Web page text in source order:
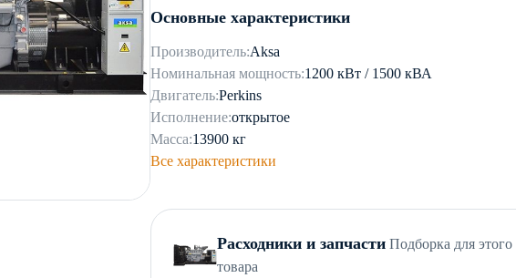
Основные характеристики
Производитель:Aksa
Номинальная мощность:1200 кВт / 1500 кВА
Двигатель:Perkins
Исполнение:открытое
Масса:13900 кг
Все характеристики
Расходники и запчасти Подборка для этого
товара